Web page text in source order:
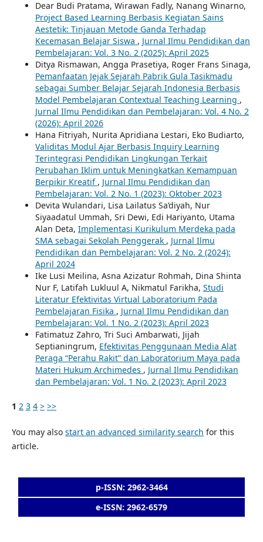
Dear Budi Pratama, Wirawan Fadly, Nanang Winarno,
Project Based Learning Berbasis Kegiatan Sains
Aestetik: Tinjauan Metode Ganda Terhadap
Kecemasan Belajar Siswa , Jurnal Ilmu Pendidikan dan
Pembelajaran: Vol. 3 No. 2 (2025): April 2025
Ditya Rismawan, Angga Prasetiya, Roger Frans Sinaga,
Pemanfaatan Jejak Sejarah Pabrik Gula Tasikmadu
sebagai Sumber Belajar Sejarah Indonesia Berbasis
Model Pembelajaran Contextual Teaching Learning ,
Jurnal Ilmu Pendidikan dan Pembelajaran: Vol. 4 No. 2
(2026): April 2026
Hana Fitriyah, Nurita Apridiana Lestari, Eko Budiarto,
Validitas Modul Ajar Berbasis Inquiry Learning
Terintegrasi Pendidikan Lingkungan Terkait
Perubahan Iklim untuk Meningkatkan Kemampuan
Berpikir Kreatif , Jurnal Ilmu Pendidikan dan
Pembelajaran: Vol. 2 No. 1 (2023): Oktober 2023
Devita Wulandari, Lisa Lailatus Sa’diyah, Nur
Siyaadatul Ummah, Sri Dewi, Edi Hariyanto, Utama
Alan Deta, Implementasi Kurikulum Merdeka pada
SMA sebagai Sekolah Penggerak , Jurnal Ilmu
Pendidikan dan Pembelajaran: Vol. 2 No. 2 (2024):
April 2024
Ike Lusi Meilina, Asna Azizatur Rohmah, Dina Shinta
Nur F, Latifah Lukluul A, Nikmatul Farikha, Studi
Literatur Efektivitas Virtual Laboratorium Pada
Pembelajaran Fisika , Jurnal Ilmu Pendidikan dan
Pembelajaran: Vol. 1 No. 2 (2023): April 2023
Fatimatuz Zahro, Tri Suci Ambarwati, Jijah
Septianingrum, Efektivitas Penggunaan Media Alat
Peraga “Perahu Rakit” dan Laboratorium Maya pada
Materi Hukum Archimedes , Jurnal Ilmu Pendidikan
dan Pembelajaran: Vol. 1 No. 2 (2023): April 2023
1 2 3 4 > >>
You may also start an advanced similarity search for this
article.
p-ISSN: 2962-3464
e-ISSN: 2962-6579